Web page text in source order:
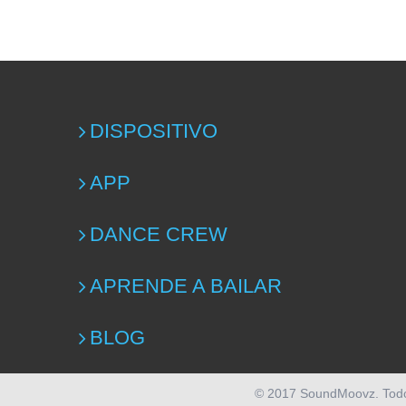
DISPOSITIVO
APP
DANCE CREW
APRENDE A BAILAR
BLOG
© 2017 SoundMoovz.